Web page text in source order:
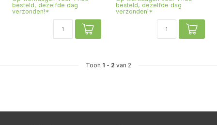
besteld, dezelfde dag
verzonden!*
besteld, dezelfde dag
verzonden!*
Toon 1 - 2 van 2